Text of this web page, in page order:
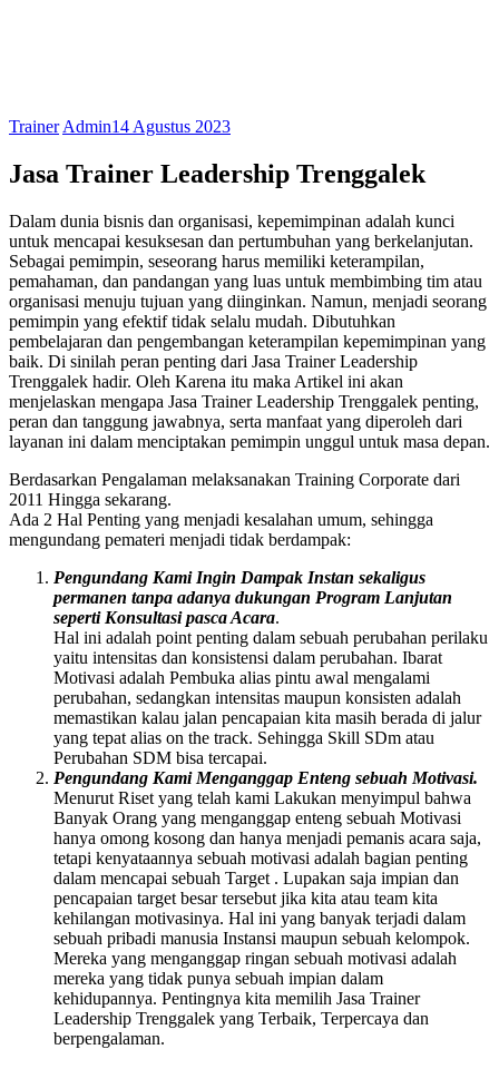
Trainer Admin14 Agustus 2023
Jasa Trainer Leadership Trenggalek
Dalam dunia bisnis dan organisasi, kepemimpinan adalah kunci
untuk mencapai kesuksesan dan pertumbuhan yang berkelanjutan.
Sebagai pemimpin, seseorang harus memiliki keterampilan,
pemahaman, dan pandangan yang luas untuk membimbing tim atau
organisasi menuju tujuan yang diinginkan. Namun, menjadi seorang
pemimpin yang efektif tidak selalu mudah. Dibutuhkan
pembelajaran dan pengembangan keterampilan kepemimpinan yang
baik. Di sinilah peran penting dari Jasa Trainer Leadership
Trenggalek hadir. Oleh Karena itu maka Artikel ini akan
menjelaskan mengapa Jasa Trainer Leadership Trenggalek penting,
peran dan tanggung jawabnya, serta manfaat yang diperoleh dari
layanan ini dalam menciptakan pemimpin unggul untuk masa depan.
Berdasarkan Pengalaman melaksanakan Training Corporate dari
2011 Hingga sekarang.
Ada 2 Hal Penting yang menjadi kesalahan umum, sehingga
mengundang pemateri menjadi tidak berdampak:
Pengundang Kami Ingin Dampak Instan sekaligus
permanen tanpa adanya dukungan Program Lanjutan
seperti Konsultasi pasca Acara.
Hal ini adalah point penting dalam sebuah perubahan perilaku
yaitu intensitas dan konsistensi dalam perubahan. Ibarat
Motivasi adalah Pembuka alias pintu awal mengalami
perubahan, sedangkan intensitas maupun konsisten adalah
memastikan kalau jalan pencapaian kita masih berada di jalur
yang tepat alias on the track. Sehingga Skill SDm atau
Perubahan SDM bisa tercapai.
Pengundang Kami Menganggap Enteng sebuah Motivasi.
Menurut Riset yang telah kami Lakukan menyimpul bahwa
Banyak Orang yang menganggap enteng sebuah Motivasi
hanya omong kosong dan hanya menjadi pemanis acara saja,
tetapi kenyataannya sebuah motivasi adalah bagian penting
dalam mencapai sebuah Target . Lupakan saja impian dan
pencapaian target besar tersebut jika kita atau team kita
kehilangan motivasinya. Hal ini yang banyak terjadi dalam
sebuah pribadi manusia Instansi maupun sebuah kelompok.
Mereka yang menganggap ringan sebuah motivasi adalah
mereka yang tidak punya sebuah impian dalam
kehidupannya. Pentingnya kita memilih Jasa Trainer
Leadership Trenggalek yang Terbaik, Terpercaya dan
berpengalaman.